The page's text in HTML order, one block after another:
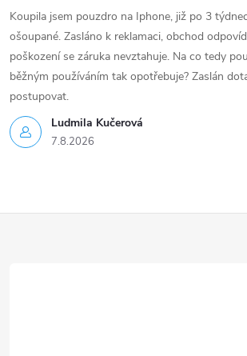
Ludmila Kučerová
7.8.2026
Koupila jsem pouzdro na Iphone, již po 3
ošoupané. Zasláno k reklamaci, obchod
poškození se záruka nevztahuje. Na co tedy
běžným používáním tak opotřebuje? Zaslán
postupovat.